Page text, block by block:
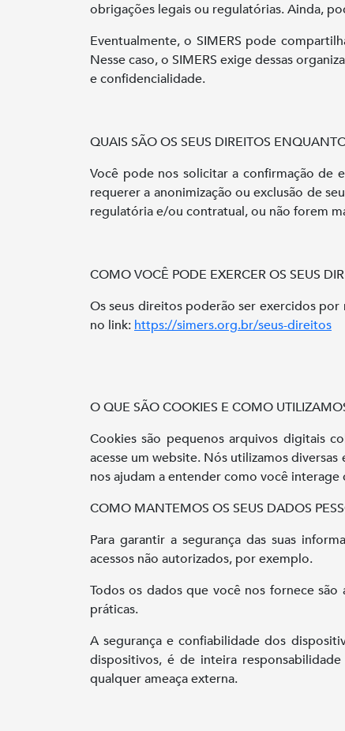
obrigações legais ou regulatórias. Ainda,
Eventualmente, o SIMERS pode
Nesse caso, o SIMERS exige dessas
e confidencialidade.
QUAIS SÃO OS SEUS DIREITOS
Você pode nos solicitar a confirmação de
requerer a anonimização ou exclusão de
regulatória e/ou contratual, ou não forem
COMO VOCÊ PODE EXERCER OS SEUS
Os seus direitos poderão ser exercidos
no link: https://simers.org.br/seus-direitos
O QUE SÃO COOKIES E COMO
Cookies são pequenos arquivos digitais
acesse um website. Nós utilizamos
nos ajudam a entender como você interage
COMO MANTEMOS OS SEUS DADOS
Para garantir a segurança das suas
acessos não autorizados, por exemplo.
Todos os dados que você nos fornece
práticas.
A segurança e confiabilidade dos
dispositivos, é de inteira
qualquer ameaça externa.